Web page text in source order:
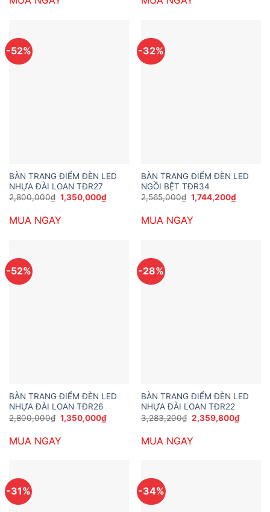
-52%
BÀN TRANG ĐIỂM ĐÈN LED
NHỰA ĐÀI LOAN TĐR27
2,800,000₫ Giá
gốc
2,800,000₫.
1,350,000₫Giá
hiện
MUA NGAY
-32%
BÀN TRANG ĐIỂM ĐÈN LED
NGỒI BỆT TĐR34
2,565,000₫ Giá
gốc
2,565,000₫.
1,744,200₫Giá
hiện
MUA NGAY
-52%
BÀN TRANG ĐIỂM ĐÈN LED
NHỰA ĐÀI LOAN TĐR26
2,800,000₫ Giá
gốc
2,800,000₫.
1,350,000₫Giá
hiện
MUA NGAY
-28%
BÀN TRANG ĐIỂM ĐÈN LED
NHỰA ĐÀI LOAN TĐR22
3,283,200₫ Giá
gốc
3,283,200₫.
2,359,800₫Giá
hiện
MUA NGAY
-31% -34%